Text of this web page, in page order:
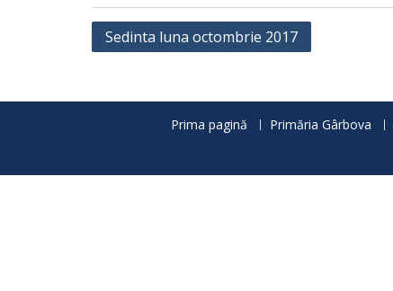
Navigare
Sedinta luna octombrie 2017
Prima pagină Primăria Gârbova